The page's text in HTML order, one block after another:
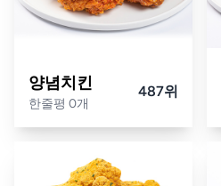
양념치킨
한줄평 0개
487위